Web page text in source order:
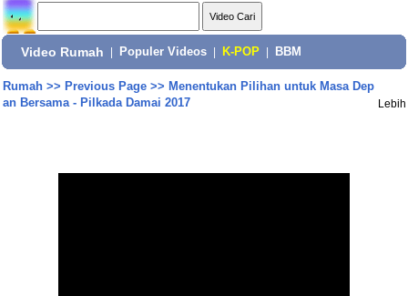
Video Rumah Populer Videos K-POP BBM
Rumah>> Previous Page>> Menentukan Pilihan untuk Masa Dep
an Bersama - Pilkada Damai 2017
Lebih